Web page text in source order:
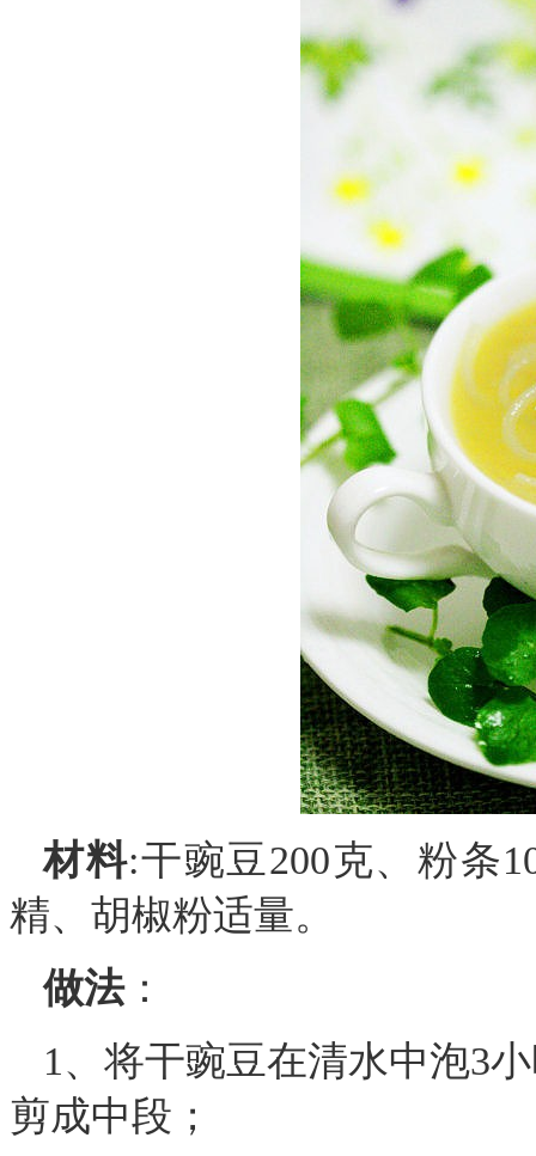
材料:干豌豆200克、粉条
精、胡椒粉适量。
做法：
1、将干豌豆在清水中泡3
剪成中段；